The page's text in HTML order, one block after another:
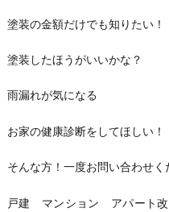
塗装の金額だけでも知りたい！
塗装したほうがいいかな？
雨漏れが気になる
お家の健康診断をしてほしい！
そんな方！一度お問い合わせく
戸建 マンション アパート